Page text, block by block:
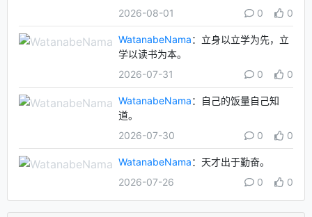
2026-08-01
0 0
WatanabeNama：立身以立学为先，立
学以读书为本。
2026-07-31
0 0
WatanabeNama：自己的饭量自己知
道。
2026-07-30
0 0
WatanabeNama：天才出于勤奋。
2026-07-26
0 0